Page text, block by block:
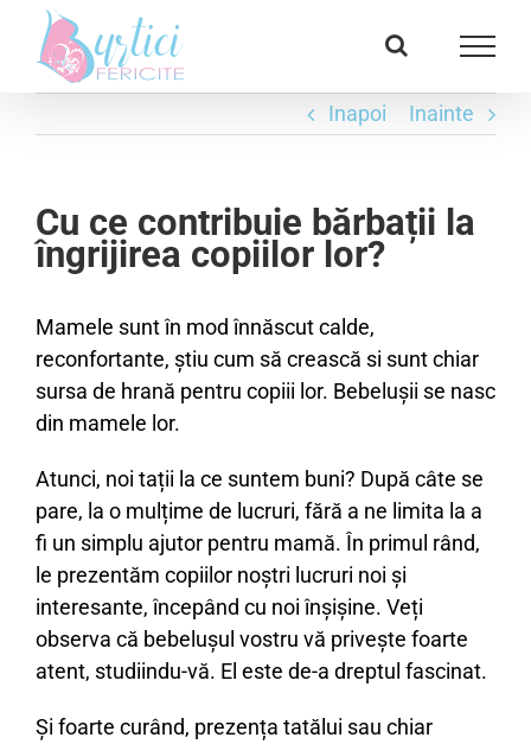
content
mail:
Inapoi Inainte
Cu ce contribuie bărbații la
îngrijirea copiilor lor?
Mamele sunt în mod înnăscut calde,
reconfortante, știu cum să crească si sunt chiar
sursa de hrană pentru copiii lor. Bebelușii se nasc
din mamele lor.
Atunci, noi tații la ce suntem buni? După câte se
pare, la o mulțime de lucruri, fără a ne limita la a
fi un simplu ajutor pentru mamă. În primul rând,
le prezentăm copiilor noștri lucruri noi și
interesante, începând cu noi înșișine. Veți
observa că bebelușul vostru vă privește foarte
atent, studiindu-vă. El este de-a dreptul fascinat.
Și foarte curând, prezența tatălui sau chiar